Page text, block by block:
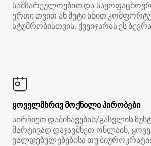
სამზარეულოებით და
ერთი თვით ან მეტი ხნით
სტუმრობისთვის. ქვეიჯარას ეს
ყოველმხრივ მოქნილი პირობები
აირჩიეთ დაბინავების/გასვლის
მარტივად დაჯავშნეთ ონლაინ,
ვალდებულებებისა თუ